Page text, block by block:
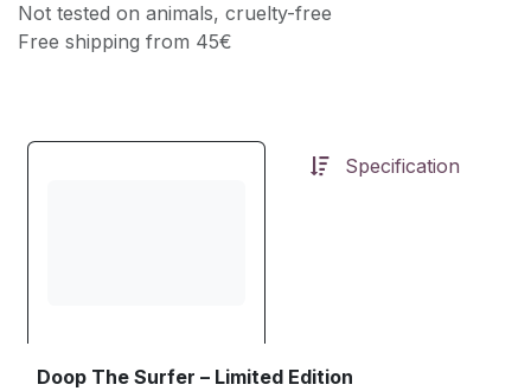
Not tested on animals, cruelty-free
Free shipping from 45€
Specification
Doop The Surfer – Limited Edition